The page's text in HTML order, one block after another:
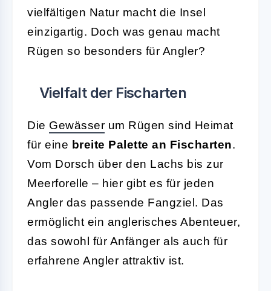
vielfältigen Natur macht die Insel
einzigartig. Doch was genau macht
Rügen so besonders für Angler?
Vielfalt der Fischarten
Die Gewässer um Rügen sind Heimat
für eine breite Palette an Fischarten.
Vom Dorsch über den Lachs bis zur
Meerforelle – hier gibt es für jeden
Angler das passende Fangziel. Das
ermöglicht ein anglerisches Abenteuer,
das sowohl für Anfänger als auch für
erfahrene Angler attraktiv ist.